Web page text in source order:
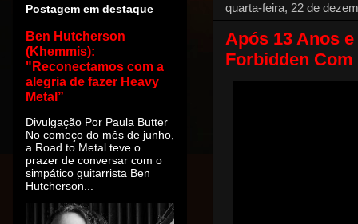
quarta-feira, 22 de
Após 13 Anos
Forbidden Com
Postagem em destaque
Ben Hutcherson
(Khemmis):
"Reconectamos com a
alegria de fazer Heavy
Metal”
Divulgação Por Paula Butter
No começo do mês de junho,
a Road to Metal teve o
prazer de conversar com o
simpático guitarrista Ben
Hutcherson...